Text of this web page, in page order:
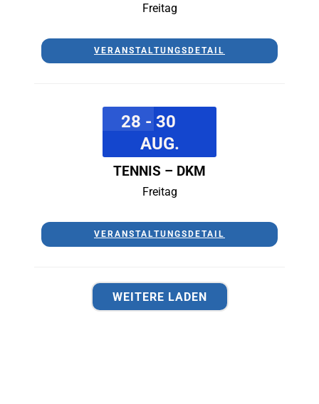
Freitag
VERANSTALTUNGSDETAIL
28 - 30
AUG.
TENNIS – DKM
Freitag
VERANSTALTUNGSDETAIL
WEITERE LADEN